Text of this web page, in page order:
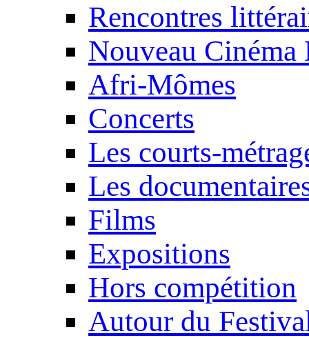
Rencontres
Nouveau Cinéma
Afri-Mômes
Concerts
Les courts-
Les
Films
Expositions
Hors compétition
Autour du